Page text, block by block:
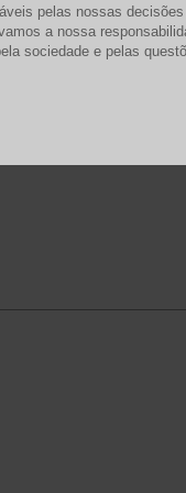
pelas nossas
a nossa
sociedade e pelas